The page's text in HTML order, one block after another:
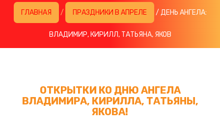
ГЛАВНАЯ / ПРАЗДНИКИ В АПРЕЛЕ / ДЕНЬ АНГЕЛА:
ВЛАДИМИР, КИРИЛЛ, ТАТЬЯНА, ЯКОВ
ОТКРЫТКИ КО ДНЮ АНГЕЛА
ВЛАДИМИРА, КИРИЛЛА, ТАТЬЯНЫ,
ЯКОВА!